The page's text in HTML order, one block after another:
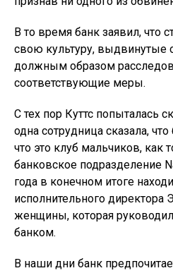
В то время банк заявил, что
свою культуру, выдвинутые
должным образом
соответствующие меры.
С тех пор Куттс попыталась
одна сотрудница сказала,
что это клуб мальчиков, как
банковское подразделение
года в конечном итоге
исполнительного директора
женщины, которая
банком.
В наши дни банк